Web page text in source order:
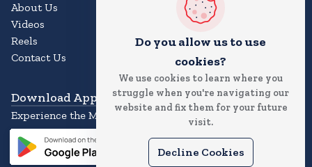
Do you allow us to use
cookies?
We use cookies to learn where you
struggle when you're navigating our
website and fix them for your future
visit.
Decline Cookies
About Us
Videos
Reels
Contact Us
Download App
Experience the Magic of the News App